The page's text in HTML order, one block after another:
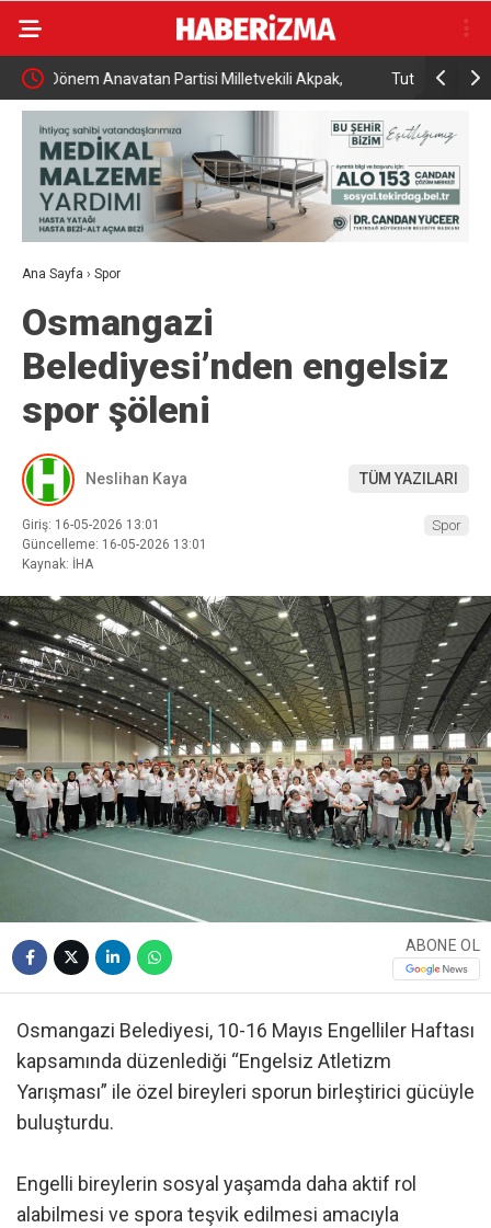
Tutuklu Başkan Günel’den cezaevinden mektuplu
açıklama
Ana Sayfa › Spor
Osmangazi
Belediyesi’nden engelsiz
spor şöleni
Neslihan Kaya TÜM YAZILARI
Giriş: 16-05-2026 13:01
Güncelleme: 16-05-2026 13:01
Kaynak: İHA
Spor
ABONE OL
Osmangazi Belediyesi, 10-16 Mayıs Engelliler Haftası
kapsamında düzenlediği “Engelsiz Atletizm
Yarışması” ile özel bireyleri sporun birleştirici gücüyle
buluşturdu.
Engelli bireylerin sosyal yaşamda daha aktif rol
alabilmesi ve spora teşvik edilmesi amacıyla